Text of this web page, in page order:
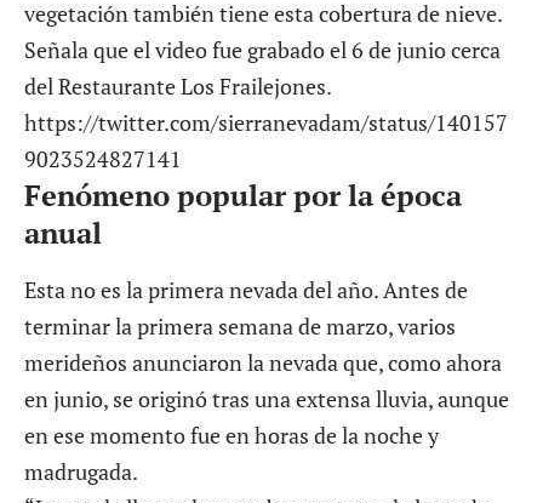
vegetación también tiene esta cobertura de nieve.
Señala que el video fue grabado el 6 de junio cerca
del Restaurante Los Frailejones.
https://twitter.com/sierranevadam/status/140157
9023524827141
Fenómeno popular por la época
anual
Esta no es la primera nevada del año. Antes de
terminar la primera semana de marzo, varios
merideños anunciaron la nevada que, como ahora
en junio, se originó tras una extensa lluvia, aunque
en ese momento fue en horas de la noche y
madrugada.